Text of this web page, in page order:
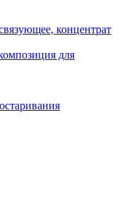
концентрат
для